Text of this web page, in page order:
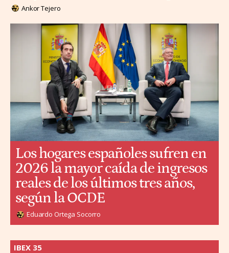
Ankor Tejero
Los hogares españoles sufren en
2026 la mayor caída de ingresos
reales de los últimos tres años,
según la OCDE
Eduardo Ortega Socorro
IBEX 35